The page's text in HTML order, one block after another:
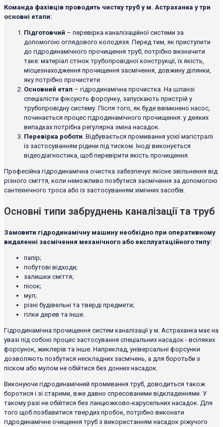
Команда фахівців проводить чистку труб у м. Астраханка у три
основні етапи:
Підготовчий – перевірка каналізаційної системи за
допомогою оглядового колодязя. Перед тим, як приступити
до гідродинамічного прочищення труб, потрібно визначити
таке: матеріал стінок трубопровідної конструкції, їх якість,
місцезнаходження прочищення засмічення, довжину ділянки,
яку потрібно прочистити.
Основний етап – гідродинамічна прочистка. На шланзі
спеціалісти фіксують форсунку, запускають пристрій у
трубопровідну систему. Після того, як буде ввімкнено насос,
починається процес гідродинамічного прочищення: у деяких
випадках потрібна регулярна зміна насадок.
Перевірка роботи. Відбувається промивання усієї магістралі
із застосуванням рідини під тиском. Іноді виконується
відеодіагностика, щоб перевірити якість прочищення.
Професійна гідродинамічна очистка забезпечує якісне звільнення від
різного сміття, коли неможливо позбутися засмічення за допомогою
сантехнічного троса або із застосуванням хімічних засобів.
Основні типи забруднень каналізації та труб
Замовити гідродинамічну машину необхідно при оперативному
видаленні засмічення механічного або експлуатаційного типу:
папір;
побутові відходи;
залишки сміття;
пісок;
мул;
різні будівельні та тверді предмети;
гілки дерев та інше.
Гідродинамічна прочищення систем каналізації у м. Астраханка має на
увазі під собою процес застосування спеціальних насадок - всіляких
форсунок, жиклерів та інше. Наприклад, універсальні форсунки
дозволяють позбутися нескладних засмічень, а для боротьби з
піском або мулом не обійтися без донних насадок.
Виконуючи гідродинамічний промивання труб, доводиться також
боротися і зі старими, вже давно спресованими відкладеннями. У
такому разі не обійтися без ланцюжково-карусельних насадок. Для
того щоб позбавитися твердих пробок, потрібно виконати
гідродинамічне очищення труб з використанням насадок ріжучого